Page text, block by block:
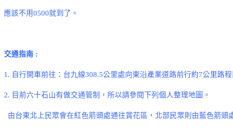
應該不用0500就到了。
交通指南 :
1. 自行開車前往：台九線308.5公里處向東沿產業道路前行約7公里路程
2. 目前六十石山有做交通管制，所以請參閱下列個人整理地圖。
由台東北上民眾會在紅色箭頭處通往賞花區，北部民眾則由藍色箭頭